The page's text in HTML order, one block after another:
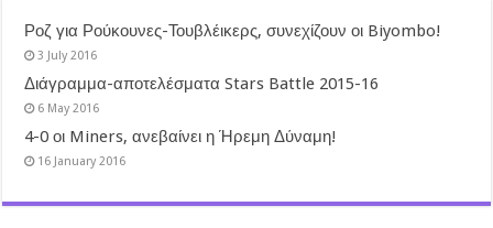
Ροζ για Ρούκουνες-Τουβλέικερς, συνεχίζουν οι Biyombo!
3 July 2016
Διάγραμμα-αποτελέσματα Stars Battle 2015-16
6 May 2016
4-0 οι Miners, ανεβαίνει η Ήρεμη Δύναμη!
16 January 2016